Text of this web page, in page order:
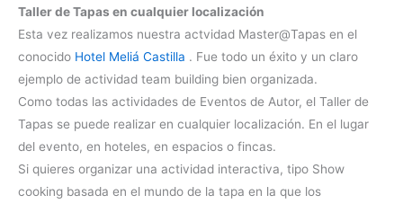
Taller de Tapas en cualquier localización
Esta vez realizamos nuestra actvidad Master@Tapas en el
conocido Hotel Meliá Castilla . Fue todo un éxito y un claro
ejemplo de actividad team building bien organizada.
Como todas las actividades de Eventos de Autor, el Taller de
Tapas se puede realizar en cualquier localización. En el lugar
del evento, en hoteles, en espacios o fincas.
Si quieres organizar una actividad interactiva, tipo Show
cooking basada en el mundo de la tapa en la que los